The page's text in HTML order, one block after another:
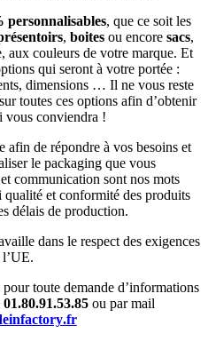
personnalisables, que ce soit les
, boitesou encore sacs,
aux couleurs de votre marque. Et
qui seront à votre portée :
dimensions … Il ne vous reste
toutes ces options afin d’obtenir
vous conviendra !
afin de répondre à vos besoins et
le packaging que vous
communication sont nos mots
qualité et conformité des produits
délais de production.
dans le respect des exigences
l’UE.
toute demande d’informations
01.80.91.53.85ou par mail